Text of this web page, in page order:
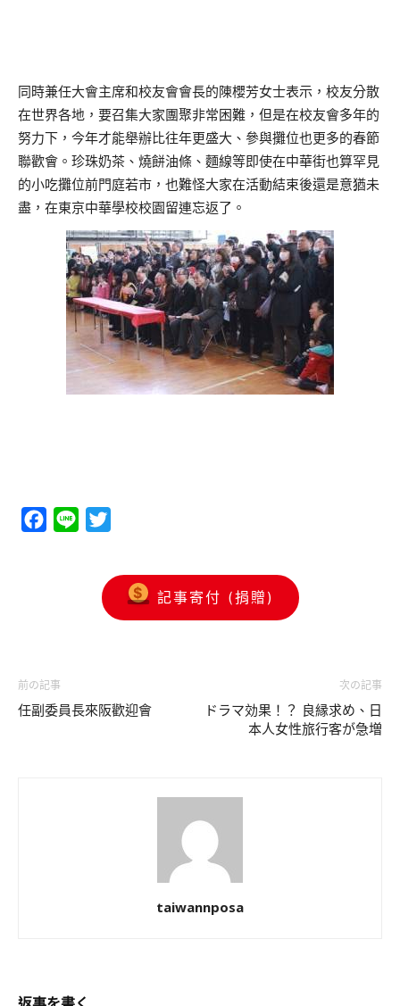
同時兼任大會主席和校友會會長的陳櫻芳女士表示，校友分散
在世界各地，要召集大家團聚非常困難，但是在校友會多年的
努力下，今年才能舉辦比往年更盛大、參與攤位也更多的春節
聯歡會。珍珠奶茶、燒餅油條、麵線等即使在中華街也算罕見
的小吃攤位前門庭若市，也難怪大家在活動結束後還是意猶未
盡，在東京中華學校校園留連忘返了。
Facebook
Line
記事寄付 (捐贈)
前の記事
任副委員長來阪歡迎會
次の記事
ドラマ効果！？ 良縁求め、日
本人女性旅行客が急増
taiwannposa